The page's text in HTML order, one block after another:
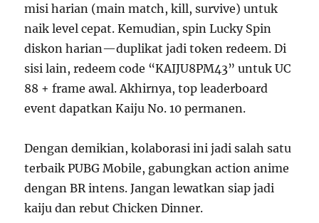
misi harian (main match, kill, survive) untuk
naik level cepat. Kemudian, spin Lucky Spin
diskon harian—duplikat jadi token redeem. Di
sisi lain, redeem code “KAIJU8PM43” untuk UC
88 + frame awal. Akhirnya, top leaderboard
event dapatkan Kaiju No. 10 permanen.
Dengan demikian, kolaborasi ini jadi salah satu
terbaik PUBG Mobile, gabungkan action anime
dengan BR intens. Jangan lewatkan siap jadi
kaiju dan rebut Chicken Dinner.